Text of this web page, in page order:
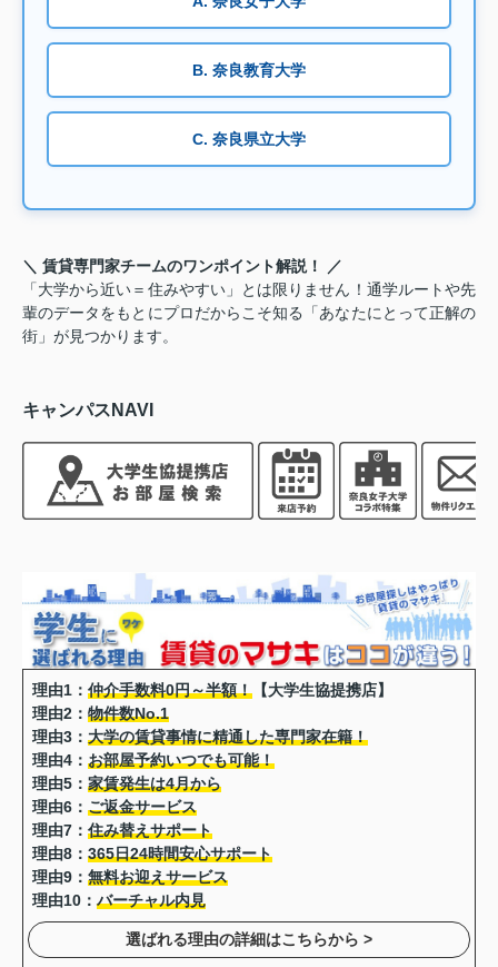
B. 奈良教育大学
C. 奈良県立大学
＼ 賃貸専門家チームのワンポイント解説！ ／
「大学から近い＝住みやすい」とは限りません！通学ルートや先
輩のデータをもとにプロだからこそ知る「あなたにとって正解の
街」が見つかります。
キャンパスNAVI
理由1：仲介手数料0円～半額！ 【大学生協提携店】
理由2：物件数No.1
理由3：大学の賃貸事情に精通した専門家在籍！
理由4：お部屋予約いつでも可能！
理由5：家賃発生は4月から
理由6：ご返金サービス
理由7：住み替えサポート
理由8：365日24時間安心サポート
理由9：無料お迎えサービス
理由10：バーチャル内見
選ばれる理由の詳細はこちらから >